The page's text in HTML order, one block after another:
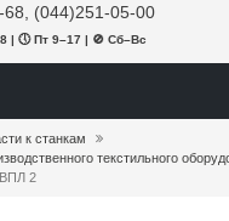
68, (044)251-05-00
| 🕔 Пт 9–17 | 🚫 Сб–Вс
к станкам
текстильного
2